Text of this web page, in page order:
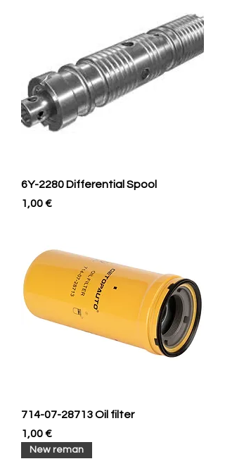
6Y-2280 Differential Spool
Prix
1,00 €
714-07-28713 Oil filter
Prix
1,00 €
New reman